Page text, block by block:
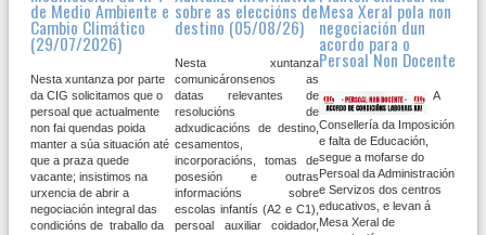
de Medio Ambiente e
Cambio Climático
(29/07/2026)
Nesta xuntanza por parte
da CIG solicitamos que o
persoal que actualmente
non fai quendas poida
manter a súa situación até
que a praza quede
vacante; insistimos na
urxencia de abrir a
negociación integral das
condicións de traballo da
sobre as eleccións de
destino (05/08/26)
Nesta xuntanza
comunicáronsenos as
datas relevantes de
resolucións de
adxudicacións de destino,
cesamentos,
incorporacións, tomas de
posesión e outras
informacións sobre
escolas infantís (A2 e C1),
persoal auxiliar coidador,
Mesa Xeral pola non
negociación dun
acordo para o
Persoal Non Docente
A
Consellería da Imposición
e falta de Educación,
segue a mofarse do
Persoal da Administración
e Servizos dos centros
educativos, e levan á
Mesa Xeral de